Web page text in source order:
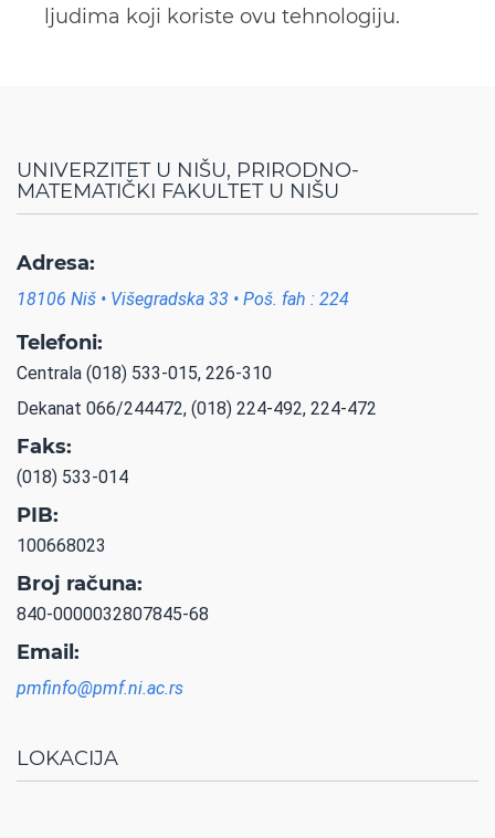
ljudima koji koriste ovu tehnologiju.
UNIVERZITET U NIŠU, PRIRODNO-
MATEMATIČKI FAKULTET U NIŠU
Adresa:
18106 Niš • Višegradska 33 • Poš. fah : 224
Telefoni:
Centrala (018) 533-015, 226-310
Dekanat 066/244472, (018) 224-492, 224-472
Faks:
(018) 533-014
PIB:
100668023
Broj računa:
840-0000032807845-68
Email:
pmfinfo@pmf.ni.ac.rs
LOKACIJA